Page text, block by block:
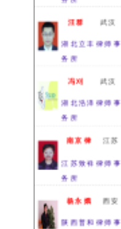
汪群 武汉
湖北立丰律师事
务所
冯刈 武汉
湖北浩泽律师事
务所
南京律 江苏
江苏致祥律师事
务所
杨永娥 西安
陕西普和律师事